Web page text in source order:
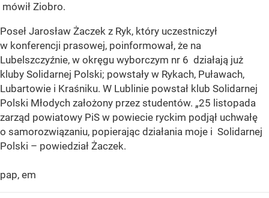
mówił Ziobro.
Poseł Jarosław Żaczek z Ryk, który uczestniczył
w konferencji prasowej, poinformował, że na
Lubelszczyźnie, w okręgu wyborczym nr 6 działają już
kluby Solidarnej Polski; powstały w Rykach, Puławach,
Lubartowie i Kraśniku. W Lublinie powstał klub Solidarnej
Polski Młodych założony przez studentów. „25 listopada
zarząd powiatowy PiS w powiecie ryckim podjął uchwałę
o samorozwiązaniu, popierając działania moje i Solidarnej
Polski – powiedział Żaczek.
pap, em